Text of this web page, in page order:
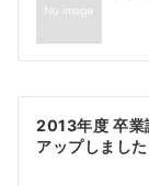
ナ
ビ
ゲ2013年度 卒業
アップしました